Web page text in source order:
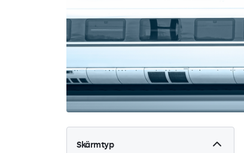
Skärmtyp